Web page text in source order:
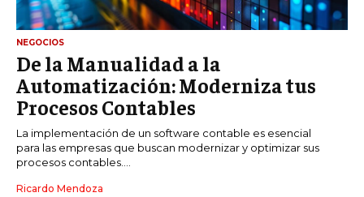
NEGOCIOS
De la Manualidad a la
Automatización: Moderniza tus
Procesos Contables
La implementación de un software contable es esencial
para las empresas que buscan modernizar y optimizar sus
procesos contables....
Ricardo Mendoza